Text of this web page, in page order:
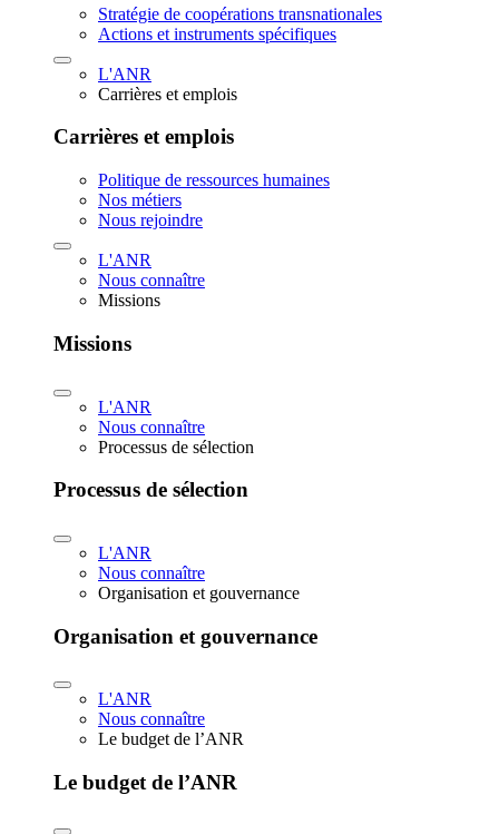
Stratégie de coopérations transnationales
Actions et instruments spécifiques
L'ANR
Carrières et emplois
Carrières et emplois
Politique de ressources humaines
Nos métiers
Nous rejoindre
L'ANR
Nous connaître
Missions
Missions
L'ANR
Nous connaître
Processus de sélection
Processus de sélection
L'ANR
Nous connaître
Organisation et gouvernance
Organisation et gouvernance
L'ANR
Nous connaître
Le budget de l’ANR
Le budget de l’ANR